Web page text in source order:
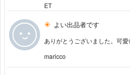
ET
よい出品者です
ありがとうございました。可
maricco